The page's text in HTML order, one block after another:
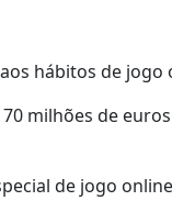
hábitos de
milhões de
de jogo